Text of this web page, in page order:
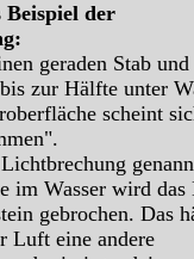
Beispiel der
geraden Stab und
zur Hälfte unter
scheint
im Wasser wird
gebrochen. Das
Luft eine andere